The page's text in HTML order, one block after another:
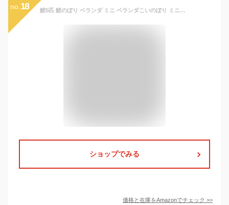
no. 18 鯉5匹 鯉のぼり ベランダ ミニ ベランダこいのぼり ミニこいのぼり 室内 お庭 庭園 ベランダ用 こいのぼりポール こどもの日 男の子 初節句 お祝い 五月五日 子供の日 端午の節句 出産祝 各種贈答·御祝 日向 ギフト プレゼント (20cm)
ショップでみる
価格と在庫をAmazonでチェック >>